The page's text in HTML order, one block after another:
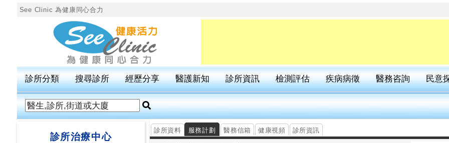
See Clinic 為健康同心合力
所
類
搜
診所分類 搜尋診所 經歷分享 醫護新知 診所資訊 檢測評估 疾病病徵 醫務咨詢 民意
診所治療中心
診所資料 服務計劃 醫務信箱 健康視頻 診所資訊